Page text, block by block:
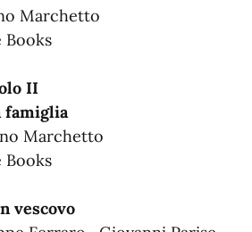
Marchetto
Books
II
famiglia
Marchetto
Books
vescovo